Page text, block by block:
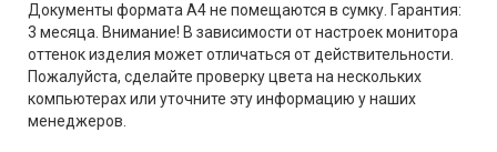
Документы формата А4 не помещаются в сумку. Гарантия:
3 месяца. Внимание! В зависимости от настроек монитора
оттенок изделия может отличаться от действительности.
Пожалуйста, сделайте проверку цвета на нескольких
компьютерах или уточните эту информацию у наших
менеджеров.